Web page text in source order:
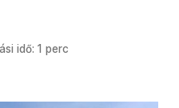
idő: 1 perc